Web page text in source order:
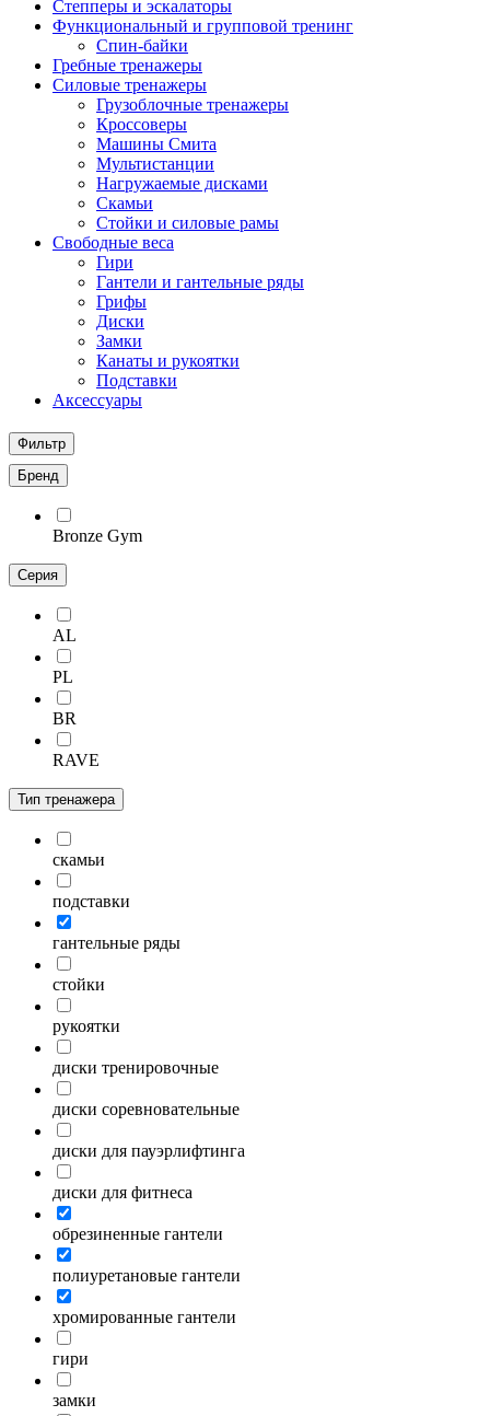
Степперы и эскалаторы
Функциональный и групповой тренинг
Спин-байки
Гребные тренажеры
Силовые тренажеры
Грузоблочные тренажеры
Кроссоверы
Машины Смита
Мультистанции
Нагружаемые дисками
Скамьи
Стойки и силовые рамы
Свободные веса
Гири
Гантели и гантельные ряды
Грифы
Диски
Замки
Канаты и рукоятки
Подставки
Аксессуары
Фильтр
Бренд
Bronze Gym
Серия
AL
PL
BR
RAVE
Тип тренажера
скамьи
подставки
гантельные ряды
стойки
рукоятки
диски тренировочные
диски соревновательные
диски для пауэрлифтинга
диски для фитнеса
обрезиненные гантели
полиуретановые гантели
хромированные гантели
гири
замки